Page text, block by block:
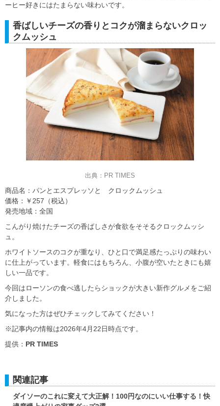
ーヒー好きにはたまらない味わいです。
香ばしいチーズの香りとコクが溜まらないクロッ
クムッシュ
出典：PR TIMES
商品名：パンとエスプレッソと クロックムッシュ
価格：￥257（税込）
発売地域：全国
こんがり焼けたチーズの香ばしさが食欲をそそるクロックムッシ
ュ。
ホワイトソースのコクが重なり、ひと口で満足感たっぷりの味わい
に仕上がっています。軽食にはもちろん、小腹が空いたときにも嬉
しい一品です。
今回はローソンの食べ逃したらショックが大きい新作グルメをご紹
介しました。
気になった方はぜひチェックしてみてください！
※記事内の情報は2026年4月22日時点です。
提供： PR TIMES
関連記事
ダイソーのこれに変えて大正解！100円なのにいい仕事する！快